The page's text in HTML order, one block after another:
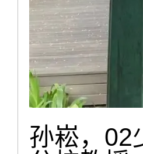
孙崧，02